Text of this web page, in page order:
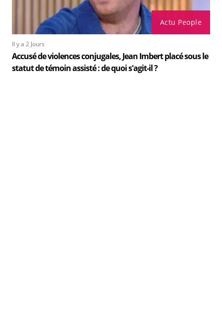
Actu People
Il y a 2 Jours
Accusé de violences conjugales, Jean Imbert placé sous le
statut de témoin assisté : de quoi s'agit-il ?